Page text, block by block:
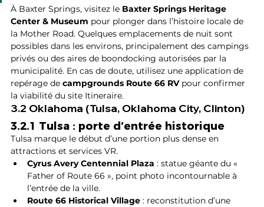
À Baxter Springs, visitez le Baxter Springs Heritage
Center & Museum pour plonger dans l’histoire locale de
la Mother Road. Quelques emplacements de nuit sont
possibles dans les environs, principalement des campings
privés ou des aires de boondocking autorisées par la
municipalité. En cas de doute, utilisez une application de
repérage de campgrounds Route 66 RV pour confirmer
la viabilité du site Itineraire.
3.2 Oklahoma (Tulsa, Oklahoma City, Clinton)
3.2.1 Tulsa : porte d’entrée historique
Tulsa marque le début d’une portion plus dense en
attractions et services VR.
Cyrus Avery Centennial Plaza : statue géante du «
Father of Route 66 », point photo incontournable à
l’entrée de la ville.
Route 66 Historical Village : reconstitution d’une